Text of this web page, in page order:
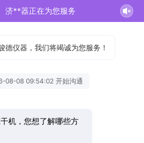
济**器正在为您服务
德仪器，我们将竭诚为您服务！
08-08 09:54:02 开始沟通
机，您想了解哪些方